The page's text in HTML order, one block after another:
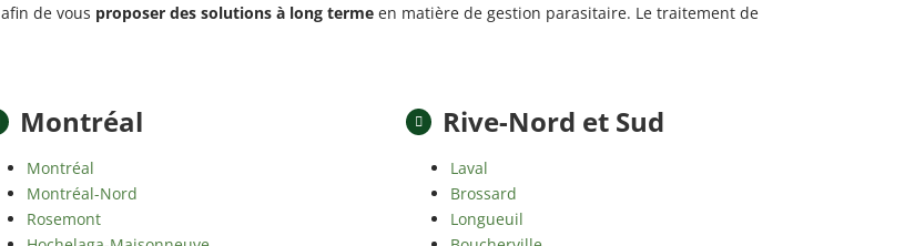
afin de vous proposer des solutions à long terme en matière de gestion parasitaire. Le traitement de
Montréal
Montréal
Montréal-Nord
Rosemont
Rive-Nord et Sud
Laval
Brossard
Longueuil